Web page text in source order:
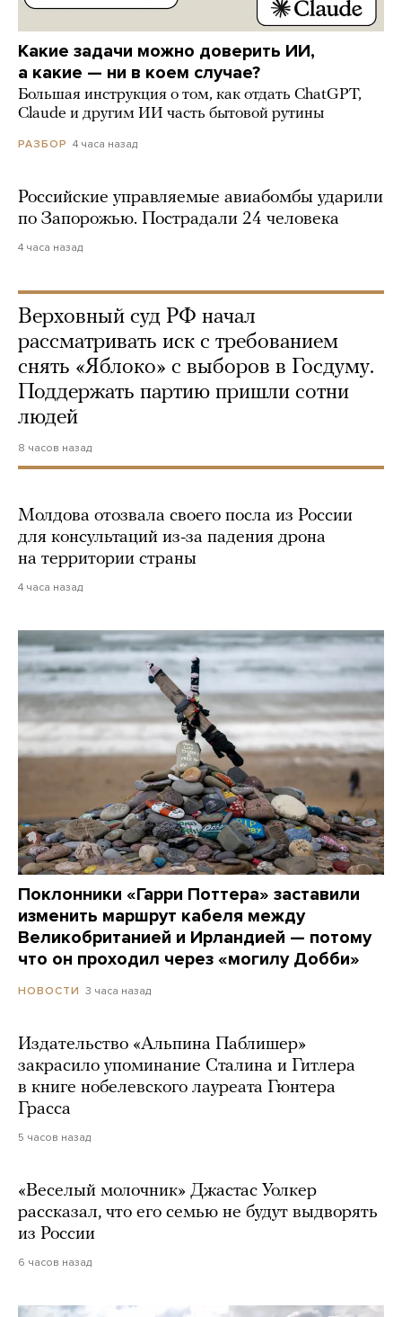
Какие задачи можно доверить ИИ,
а какие — ни в коем случае?
Большая инструкция о том, как отдать ChatGPT,
Claude и другим ИИ часть бытовой рутины
РАЗБОР 4 часа назад
Российские управляемые авиабомбы ударили
по Запорожью. Пострадали 24 человека
4 часа назад
Верховный суд РФ начал
рассматривать иск с требованием
снять «Яблоко» с выборов в Госдуму.
Поддержать партию пришли сотни
людей
8 часов назад
Молдова отозвала своего посла из России
для консультаций из-за падения дрона
на территории страны
4 часа назад
Поклонники «Гарри Поттера» заставили
изменить маршрут кабеля между
Великобританией и Ирландией — потому
что он проходил через «могилу Добби»
НОВОСТИ 3 часа назад
Издательство «Альпина Паблишер»
закрасило упоминание Сталина и Гитлера
в книге нобелевского лауреата Гюнтера
Грасса
5 часов назад
«Веселый молочник» Джастас Уолкер
рассказал, что его семью не будут выдворять
из России
6 часов назад